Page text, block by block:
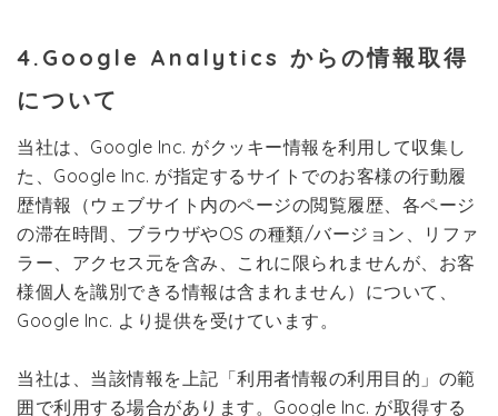
4.Google Analytics からの情報取得
について
当社は、Google Inc. がクッキー情報を利用して収集し
た、Google Inc. が指定するサイトでのお客様の行動履
歴情報（ウェブサイト内のページの閲覧履歴、各ページ
の滞在時間、ブラウザやOS の種類/バージョン、リファ
ラー、アクセス元を含み、これに限られませんが、お客
様個人を識別できる情報は含まれません）について、
Google Inc. より提供を受けています。
当社は、当該情報を上記「利用者情報の利用目的」の範
囲で利用する場合があります。Google Inc. が取得する